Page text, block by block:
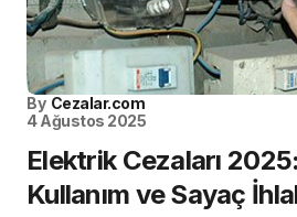
By Cezalar.com
4 Ağustos 2025
Elektrik Cezaları
Kullanım ve Sayaç